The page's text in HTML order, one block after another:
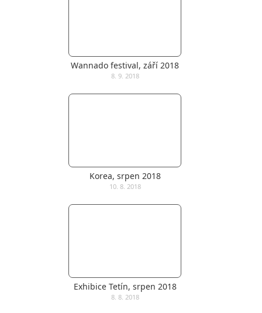
Wannado festival, září 2018
8. 9. 2018
Korea, srpen 2018
10. 8. 2018
Exhibice Tetín, srpen 2018
8. 8. 2018